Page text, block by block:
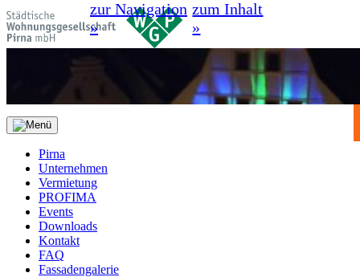
zur Navigation
»
zum Inhalt
»
Pirna
Unternehmen
Vermietung
PROFIMA
Events
Downloads
Kontakt
FAQ
Fassadengalerie